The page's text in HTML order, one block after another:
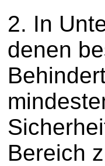
2. In
denen
Bereich